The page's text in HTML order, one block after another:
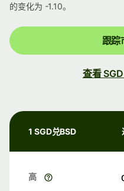
的变化为 -1.10。
跟踪
查看
1 SGD兑BSD
高